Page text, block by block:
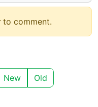
to comment.
New Old